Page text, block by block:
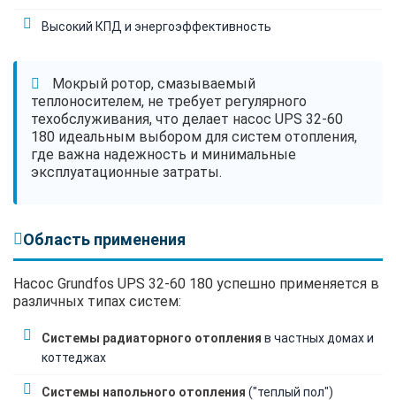
Высокий КПД и энергоэффективность
Мокрый ротор, смазываемый
теплоносителем, не требует регулярного
техобслуживания, что делает насос UPS 32-60
180 идеальным выбором для систем отопления,
где важна надежность и минимальные
эксплуатационные затраты.
Область применения
Насос Grundfos UPS 32-60 180 успешно применяется в
различных типах систем:
Системы радиаторного отопления в частных домах и
коттеджах
Системы напольного отопления ("теплый пол")